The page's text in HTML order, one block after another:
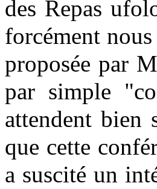
des Repas
forcément
proposée par
par simple
attendent bien
que cette
a suscité un